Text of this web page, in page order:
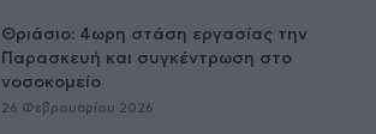
Θριάσιο: 4ωρη στάση εργασίας την
Παρασκευή και συγκέντρωση στο
νοσοκομείο
26 Φεβρουαρίου 2026